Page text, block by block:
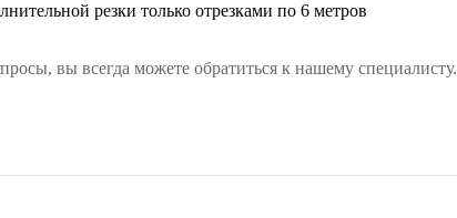
резки только отрезками по 6 метров
вы всегда можете обратиться к нашему специалисту.